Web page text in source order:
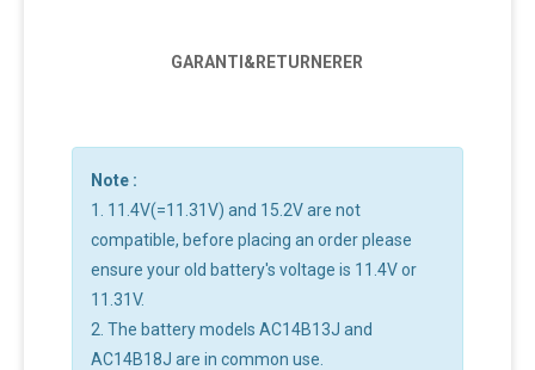
GARANTI&RETURNERER
Note :
1. 11.4V(=11.31V) and 15.2V are not
compatible, before placing an order please
ensure your old battery's voltage is 11.4V or
11.31V.
2. The battery models AC14B13J and
AC14B18J are in common use.